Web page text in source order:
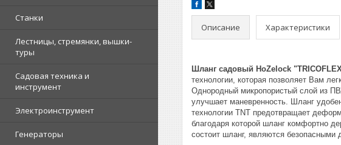
Станки
Лестницы, стремянки, вышки-
туры
Садовая техника и
инструмент
Электроинструмент
Генераторы
Описание Характеристики
Шланг садовый HoZelock
технологии, которая позволяет Вам
Однородный микропористый слой из
улучшает маневренность. Шланг
технологии TNT предотвращает
благодаря которой шланг комфортно
состоит шланг, являются